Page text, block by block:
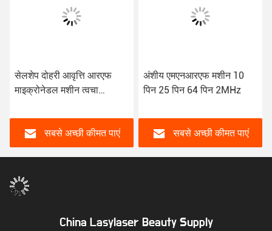
सेलशेप दोहरी आवृत्ति आरएफ
माइक्रोनेडल मशीन त्वचा
सबसे अच्छी कीमत पाएं
अंशीय एमएनआरएफ मशीन 10
पिन 25 पिन 64 पिन 2MHz
सबसे अच्छी कीमत पाएं
China Lasylaser Beauty Supply